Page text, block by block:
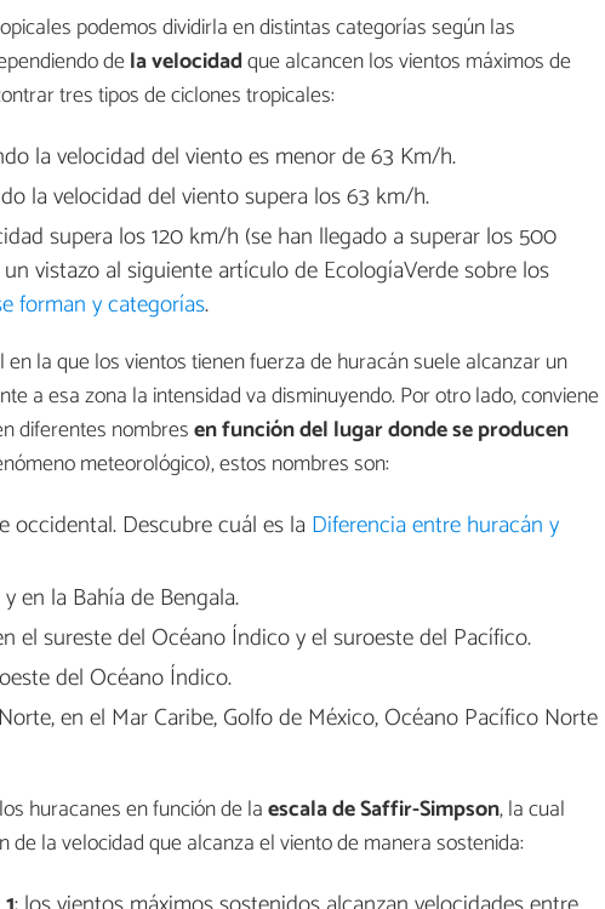
podemos dividirla en distintas categorías según las
dela velocidadque alcancen los vientos máximos de
tres tipos de ciclones tropicales:
la velocidad del viento es menor de 63 Km/h.
la velocidad del viento supera los 63 km/h.
supera los 120 km/h (se han llegado a superar los 500
vistazo al siguiente artículo de EcologíaVerde sobre los
forman y categorías.
la que los vientos tienen fuerza de huracán suele alcanzar un
a esa zona la intensidad va disminuyendo. Por otro lado, conviene
diferentes nombresen función del lugar donde se producen
meteorológico), estos nombres son:
occidental. Descubre cuál es la Diferencia entre huracán y
en la Bahía de Bengala.
el sureste del Océano Índico y el suroeste del Pacífico.
del Océano Índico.
en el Mar Caribe, Golfo de México, Océano Pacífico Norte
huracanes en función de laescala de Saffir-Simpson, la cual
de la velocidad que alcanza el viento de manera sostenida: